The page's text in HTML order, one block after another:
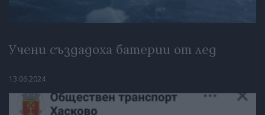
Учени създадоха батерии от лед
13.06.2024